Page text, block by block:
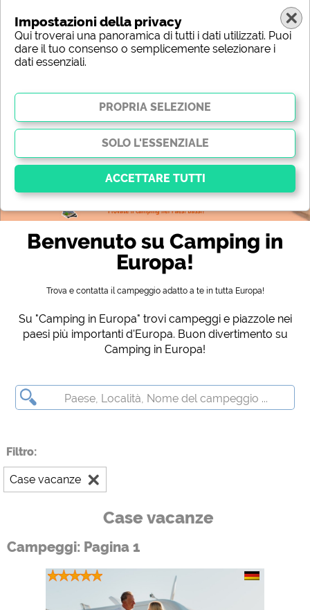
Benvenuto su Camping in
Europa!
Trova e contatta il campeggio adatto a te in tutta Europa!
Su "Camping in Europa" trovi campeggi e piazzole nei
paesi più importanti d'Europa. Buon divertimento su
Camping in Europa!
Europa Regione Tipo
Posizione Caratteristica Stelle
Servizi igienici
Attività per il tempo libero
Filtro:
Case vacanze
Case vacanze
Campeggi: Pagina 1
Impostazioni della privacy
Qui troverai una panoramica di tutti i dati utilizzati. Puoi
dare il tuo consenso o semplicemente selezionare i
dati essenziali.
Essenziale
I cookie essenziali abilitano le funzioni di base e sono
essenziali per il corretto funzionamento del sito web.
Senza questi cookie, alcune parti del sitonon
Social Media
Anteprima del campeggio (anteprima dei siti web dei campeggi)
siehe Datenschutzerklärung des jeweiligen Anbieters
https://www.facebook.com/about/privacy/
YouTube (Video dai campeggi)
https://policies.google.com/privacy
Google Maps (Anteprima del campeggio (anteprima dei siti web dei
https://policies.google.com/privacy
Google reCAPTCHA (moduli di contatto)